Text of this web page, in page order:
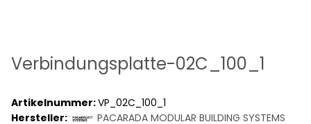
Verbindungsplatte-02C_100_1
Artikelnummer:VP_02C_100_1
Hersteller:
PACARADA MODULAR BUILDING SYSTEMS